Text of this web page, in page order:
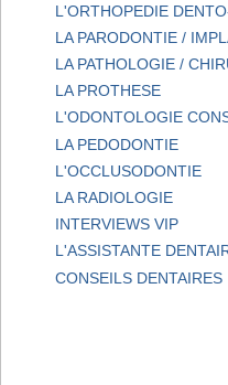
L'ORTHOPEDIE
LA PARODONTIE /
LA PATHOLOGIE /
LA PROTHESE
L'ODONTOLOGIE
LA PEDODONTIE
L'OCCLUSODONTIE
LA RADIOLOGIE
INTERVIEWS VIP
L'ASSISTANTE
CONSEILS DENTAIRES